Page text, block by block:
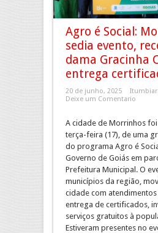
Agro é Social:
sedia evento,
dama Gracinha
entrega
20 de junho, 2025
Deixe um Comentario
A cidade de Morrinhos foi
terça-feira (17), de uma
do programa Agro é
Governo de Goiás em
Prefeitura Municipal. O
municípios da região,
cidade com atendimentos
entrega de certificados,
serviços gratuitos à
Estiveram presentes no